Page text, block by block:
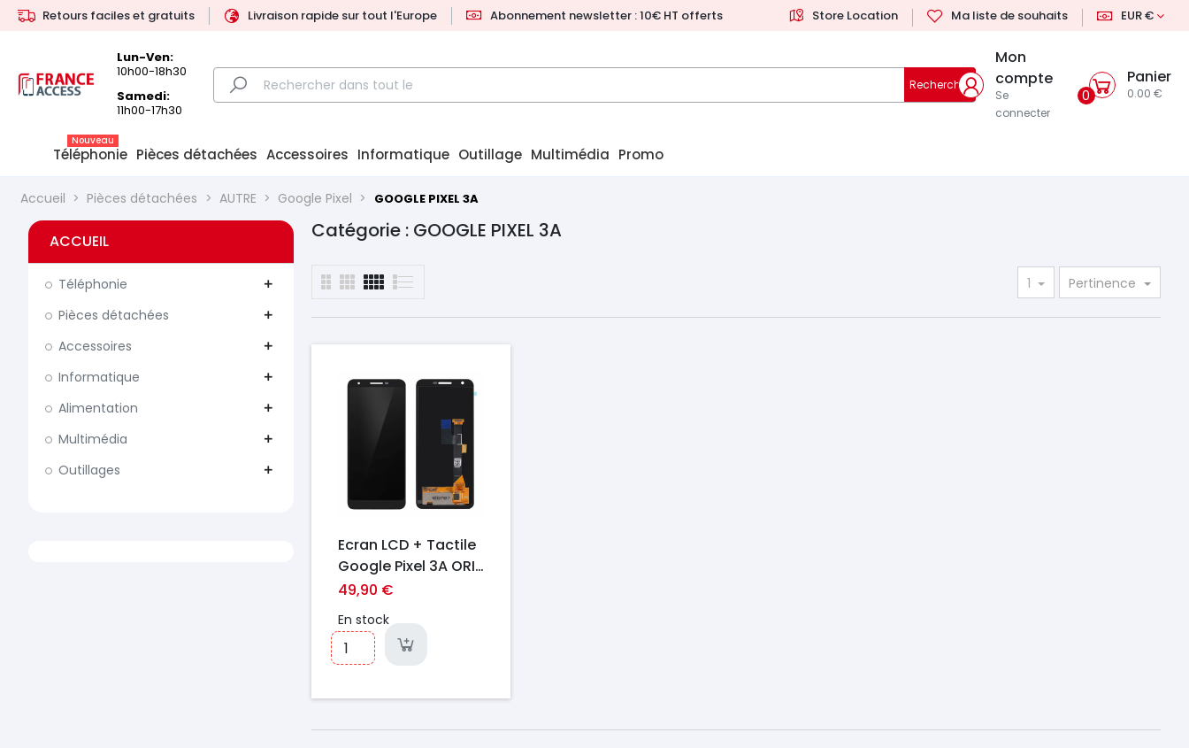
Retours faciles et gratuits Livraison rapide sur tout l'Europe Abonnement newsletter : 10€ HT offerts Store Location Ma liste de souhaits EUR €
Lun-Ven:
10h00-18h30
Samedi:
11h00-17h30
Rechercher
Mon
compte
Se
connecter
0
Panier
0.00 €
Téléphonie
Nouveau
Pièces détachées Accessoires Informatique Outillage Multimédia Promo
Accueil Pièces détachées AUTRE Google Pixel GOOGLE PIXEL 3A
ACCUEIL
Téléphonie add
Pièces détachées add
Accessoires add
Informatique add
Alimentation add
Multimédia add
Outillages add
Catégorie : GOOGLE PIXEL 3A
1 Pertinence
Prix
Ecran LCD + Tactile
Google Pixel 3A ORI
Noir
49,90 €
En stock